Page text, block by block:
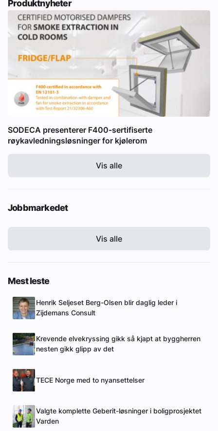
Produktnyheter
SODECA presenterer F400-sertifiserte
røykavledningsløsninger for kjølerom
Vis alle
Jobbmarkedet
Vis alle
Mest leste
Henrik Seljeset Berg-Olsen blir daglig leder i
Zijdemans Consult
Krevende elvekryssing gikk så kjapt at byggherren
nesten gikk glipp av det
TECE Norge med to nyansettelser
Valgte komplette Geberit-løsninger i boligprosjektet
Varden